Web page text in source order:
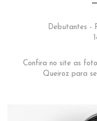
Debutantes -
Confira no site as
Queiroz para